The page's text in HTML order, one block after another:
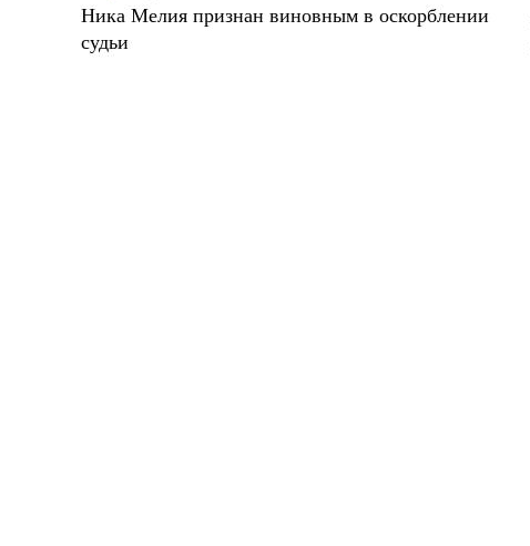
Ника Мелия признан виновным в оскорблении
судьи